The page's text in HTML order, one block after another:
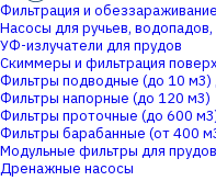
Фильтрация и
Насосы для ручьев,
УФ-излучатели для прудов
Скиммеры и фильтрация
Фильтры подводные (до 10 м3)
Фильтры напорные (до 120 м3)
Фильтры проточные (до 600
Фильтры барабанные (от 400
Модульные фильтры для прудов
Дренажные насосы